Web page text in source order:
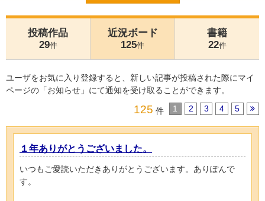
投稿作品
29件
近況ボード
125件
書籍
22件
ユーザをお気に入り登録すると、新しい記事が投稿された際にマイ
ページの「お知らせ」にて通知を受け取ることができます。
125 件 1 2 3 4 5
１年ありがとうございました。
いつもご愛読いただきありがとうございます。ありぽんで
す。